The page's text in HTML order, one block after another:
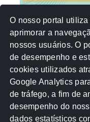
NUVEM DE TAGS
Acontece na Rede
Atricon Audicom
CREA-MT
O nosso portal
aprimorar a
nossos usuários. O
de desempenho e
cookies utilizados
Google Analytics
de tráfego, a fim de
desempenho do
dados estatísticos